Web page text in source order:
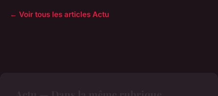
← Voir tous les articles Actu